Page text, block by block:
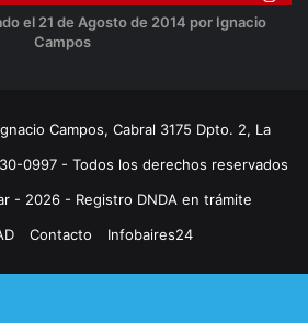
el 21 de Agosto de 2014 por Ignacio
Campos
Campos, Cabral 3175 Dpto. 2, La
0997 - Todos los derechos reservados
- 2026 - Registro DNDA en trámite
Contacto Infobaires24